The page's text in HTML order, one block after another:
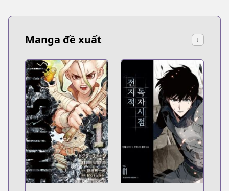
Manga đề xuất ↓